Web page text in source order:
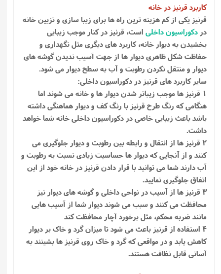
کاربرد قرنیز در خانه
قرنیز یکی از کم هزینه ترین راه ها برای زیبا سازی و تزیین خانه
در دکوراسیون داخلی است، قرنیز در کنار موجب زیبایی
بخشیدن به دیوار خانه، کاربرد های دیگری مثل نگهداری و
حفاظت شکل ظاهری دیوار ها از جهت آسیب ندیدن گوشه ‌های
دیوار و منتقل نکردن رطوبت و آب به سطح دیوار می‌ شود.
سایر کاربرد های قرنیز در دکوراسیون داخلی:
1 قرنیز ها موجب زیباتر شدن دیوار ها و خانه می شوند اما
هنگامی که رنگ طرح قرنیز با رنگ کف و دیوار هماهنگی داشته
باشد باعث زیبایی خاصی در دکوراسیون داخلی خانه شما خواهد
داشت.
2 قرنیز ها از انتقال و رابطه بین رطوبت و دیوار جلوگیری می
کنند و از آنجایی که دیوار ها حساسیت زیادی نسبت به رطوبت و
آب دارند شما می توانید با قرار دادن قرنیز در خانه خود از این
اتفاق جلوگیری نمایید.
3 قرنیز ها از آسیب در نواحی داخلی و گوشه های دیوار نیز
محافظت می کنند و سبب می شوند دیوار شما از آسیب هایی
مانند ضربه محکم، مثل برخورد آچار محافظت کند
4 استفاده از قرنیز باعث می شود تا میزان گرد و خاک بر دیوار
کاهش یابد و در مواقعی که گرد و خاک روی قرنیز ها بشینند به
آسانی قابل نظافت هستند.